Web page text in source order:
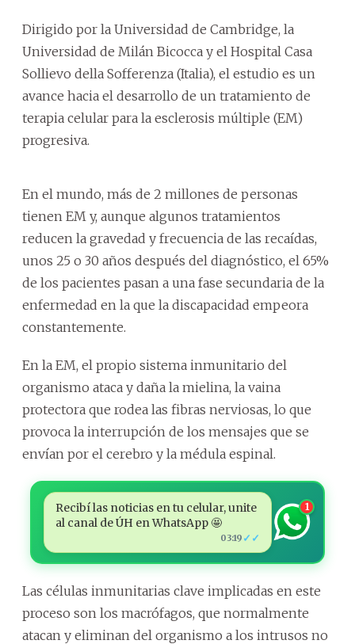
Dirigido por la Universidad de Cambridge, la
Universidad de Milán Bicocca y el Hospital Casa
Sollievo della Sofferenza (Italia), el estudio es un
avance hacia el desarrollo de un tratamiento de
terapia celular para la esclerosis múltiple (EM)
progresiva.
En el mundo, más de 2 millones de personas
tienen EM y, aunque algunos tratamientos
reducen la gravedad y frecuencia de las recaídas,
unos 25 o 30 años después del diagnóstico, el 65%
de los pacientes pasan a una fase secundaria de la
enfermedad en la que la discapacidad empeora
constantemente.
En la EM, el propio sistema inmunitario del
organismo ataca y daña la mielina, la vaina
protectora que rodea las fibras nerviosas, lo que
provoca la interrupción de los mensajes que se
envían por el cerebro y la médula espinal.
Recibí las noticias en tu celular, unite
al canal de ÚH en WhatsApp 🤩
03:19 ✓✓
1
Las células inmunitarias clave implicadas en este
proceso son los macrófagos, que normalmente
atacan y eliminan del organismo a los intrusos no